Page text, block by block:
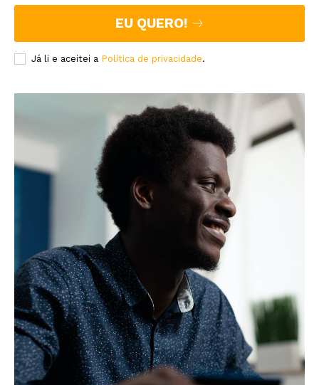
EU QUERO!
Já li e aceitei a Política de privacidade.